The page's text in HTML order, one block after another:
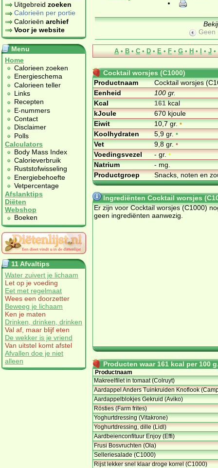
Uitgebreid zoeken
Calorieën per portie
Calorieën archief
Voor je website
Menu
Home
Calorieen zoeken
Energieschema
Calorieen teller
Links
Recepten
E-nummers
Contact
Disclaimer
Polls
Calculators
Body Mass Index
Calorieverbruik
Ruststofwisseling
Energiebehoefte
Vetpercentage
Afslanktips
Diëten
Webshop
Boeken
11 Afvaltips
Water zuivert je lichaam
Let op je voeding
Eet met regelmaat
Wees een doorzetter
Beweeg je lichaam
Ken je maten
Drinken, drinken, drinken
Val af, maar blijf eten
De wekker is je vriend
Van uitstel komt afstel
Afvallen doe je niet
alleen
Geen
A • B • C • D • E • F • G • H • I • J •
Cocktail worsjes (C1000)
Productnaam
Cocktail worsjes
Eenheid
100 gr.
Kcal
161kcal
kJoule
670 kjoule
Eiwit
10,7 gr.•
Koolhydraten
5,9 gr.•
Vet
9,8 gr.•
Voedingsvezel
- gr.•
Natrium
- mg.
Productgroep
Snacks, noten en
Ingrediënten Cocktail worsjes
Er zijn voor Cocktail worsjes (C1000)
geen ingrediënten aanwezig.
Producten waar 161 kcal per 100
Productnaam
Makreelfilet in tomaat (Colruyt)
Aardappel Anders Tuinkruiden Knoflook
Aardappelblokjes Gekruid (Aviko)
Rösties (Farm frites)
Yoghurtdressing (Vitakrone)
Yoghurtdressing, dille (Lidl)
Aardbeienconfituur Enjoy (Effi)
Frusi Bosvruchten (Ola)
Selleriesalade (C1000)
Rijst lekker snel klaar droge korrel (C1000)